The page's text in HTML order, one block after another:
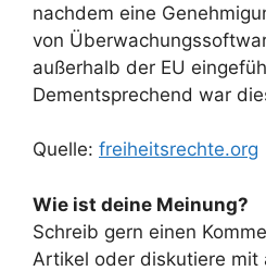
nachdem eine
von
außerhalb der EU
Dementsprechend war
Quelle: freiheitsrechte.org
Wie ist deine Meinung?
Schreib gern einen
Artikel oder diskutiere mit